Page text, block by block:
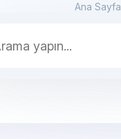
Ana Sayfa